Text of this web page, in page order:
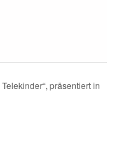
präsentiert in